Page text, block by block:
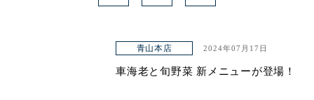
青山本店 2024年07月17日
車海老と旬野菜 新メニューが登場！